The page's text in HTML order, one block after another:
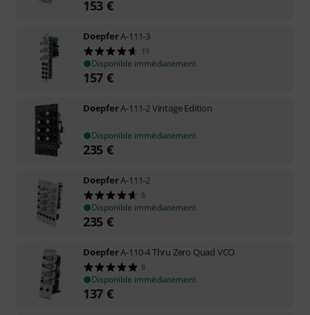
153 €
DoepferA-111-3
11
Disponible immédiatement
157 €
DoepferA-111-2 Vintage Edition
Disponible immédiatement
235 €
DoepferA-111-2
5
Disponible immédiatement
235 €
DoepferA-110-4 Thru Zero Quad VCO
8
Disponible immédiatement
137 €